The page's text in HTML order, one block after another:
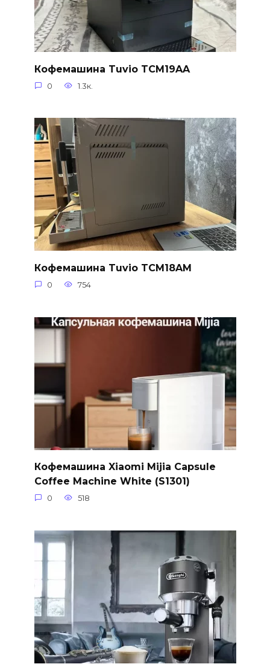
Кофемашина Tuvio TCM19AA
0 1.3к.
Кофемашина Tuvio TCM18AM
0 754
Кофемашина Xiaomi Mijia Capsule
Coffee Machine White (S1301)
0 518